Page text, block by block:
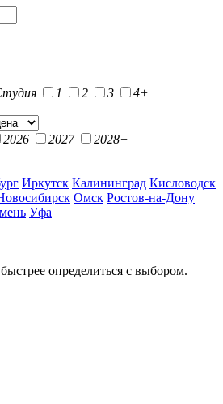
1 2 3
4+
2026 2027
2028+
Иркутск Калининград Кисловодск
Омск Ростов-на-Дону
Уфа
определиться с выбором.